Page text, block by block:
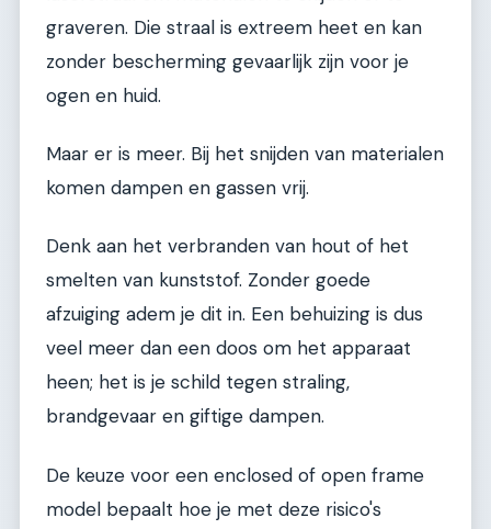
graveren. Die straal is extreem heet en kan
zonder bescherming gevaarlijk zijn voor je
ogen en huid.
Maar er is meer. Bij het snijden van materialen
komen dampen en gassen vrij.
Denk aan het verbranden van hout of het
smelten van kunststof. Zonder goede
afzuiging adem je dit in. Een behuizing is dus
veel meer dan een doos om het apparaat
heen; het is je schild tegen straling,
brandgevaar en giftige dampen.
De keuze voor een enclosed of open frame
model bepaalt hoe je met deze risico's